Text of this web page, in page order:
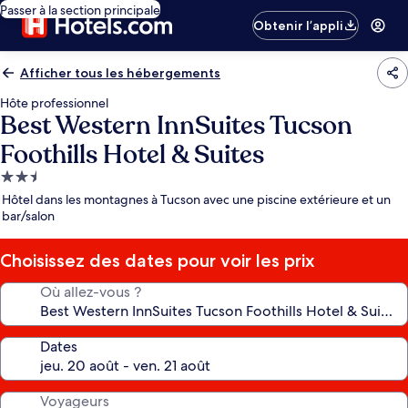
Passer à la section principale
Obtenir l’appli
Afficher tous les hébergements
Hôte professionnel
Best Western InnSuites Tucson
Foothills Hotel & Suites
Hébergement
2.5 étoiles
Hôtel dans les montagnes à Tucson avec une piscine extérieure et un
bar/salon
Choisissez des dates pour voir les prix
Où allez-vous ?
Dates
Voyageurs